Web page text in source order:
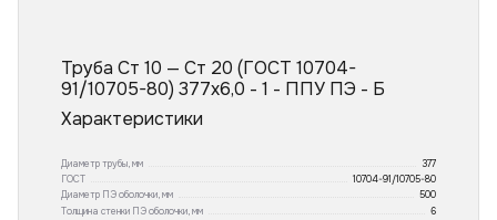
Труба Ст 10 — Ст 20 (ГОСТ 10704-
91/10705-80) 377x6,0 - 1 - ППУ ПЭ - Б
Характеристики
Диаметр трубы, мм
377
ГОСТ
10704-91/10705-80
Диаметр ПЭ оболочки, мм
500
Толщина стенки ПЭ оболочки, мм
6